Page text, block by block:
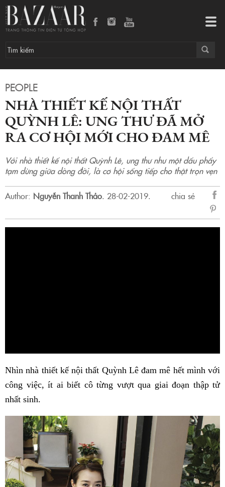
PEOPLE
NHÀ THIẾT KẾ NỘI THẤT
QUỲNH LÊ: UNG THƯ ĐÃ MỞ
RA CƠ HỘI MỚI CHO ĐAM MÊ
Với nhà thiết kế nội thất Quỳnh Lê, ung thư như một dấu phẩy
tạm dừng giữa dòng đời, là cơ hội sống tiếp cho thật trọn vẹn
Author: Nguyễn Thanh Thảo. 28-02-2019.
chia sẻ
sẻ
Nhìn nhà thiết kế nội thất Quỳnh Lê đam mê hết mình với
công việc, ít ai biết cô từng vượt qua giai đoạn thập tử
nhất sinh.